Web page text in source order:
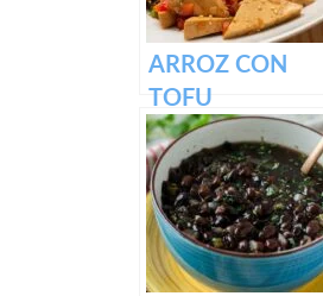
ARROZ CON
TOFU
ENCEBOLLADO
Y VERDURAS